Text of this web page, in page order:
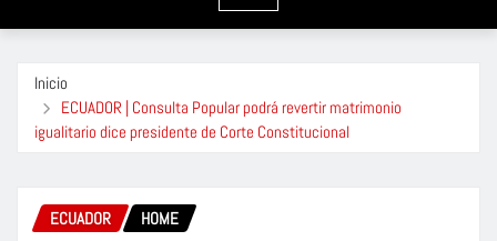
Inicio
ECUADOR | Consulta Popular podrá revertir matrimonio
igualitario dice presidente de Corte Constitucional
ECUADOR HOME